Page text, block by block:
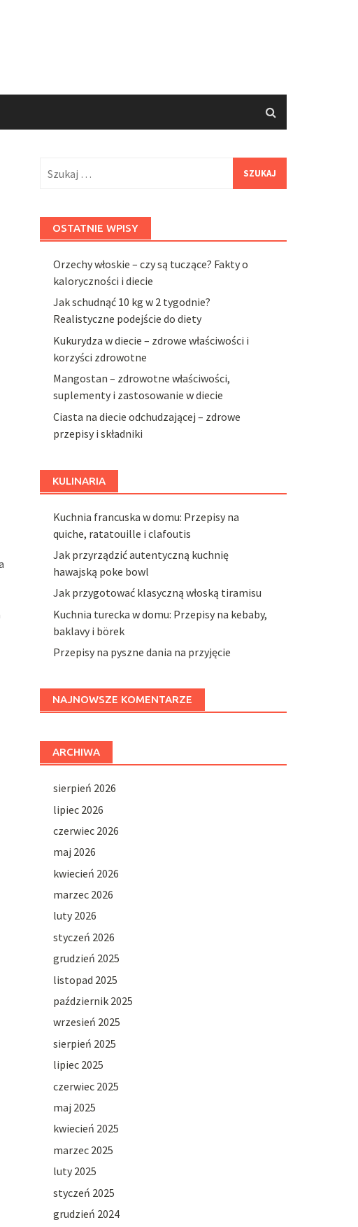
OSTATNIE WPISY
Orzechy włoskie – czy są tuczące? Fakty o
kaloryczności i diecie
Jak schudnąć 10 kg w 2 tygodnie?
Realistyczne podejście do diety
Kukurydza w diecie – zdrowe właściwości i
korzyści zdrowotne
Mangostan – zdrowotne właściwości,
suplementy i zastosowanie w diecie
Ciasta na diecie odchudzającej – zdrowe
przepisy i składniki
KULINARIA
Kuchnia francuska w domu: Przepisy na
quiche, ratatouille i clafoutis
Jak przyrządzić autentyczną kuchnię
hawajską poke bowl
Jak przygotować klasyczną włoską tiramisu
Kuchnia turecka w domu: Przepisy na kebaby,
baklavy i börek
Przepisy na pyszne dania na przyjęcie
NAJNOWSZE KOMENTARZE
ARCHIWA
sierpień 2026
lipiec 2026
czerwiec 2026
maj 2026
kwiecień 2026
marzec 2026
luty 2026
styczeń 2026
grudzień 2025
listopad 2025
październik 2025
wrzesień 2025
sierpień 2025
lipiec 2025
czerwiec 2025
maj 2025
kwiecień 2025
marzec 2025
luty 2025
styczeń 2025
grudzień 2024